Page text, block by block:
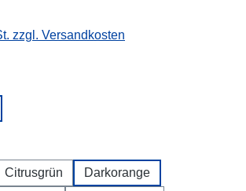
zzgl. Versandkosten
Citrusgrün
Darkorange